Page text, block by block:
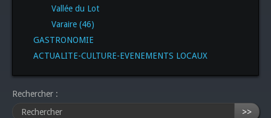
Vallée du Lot
Varaire (46)
GASTRONOMIE
ACTUALITE-CULTURE-EVENEMENTS LOCAUX
Rechercher :
>>